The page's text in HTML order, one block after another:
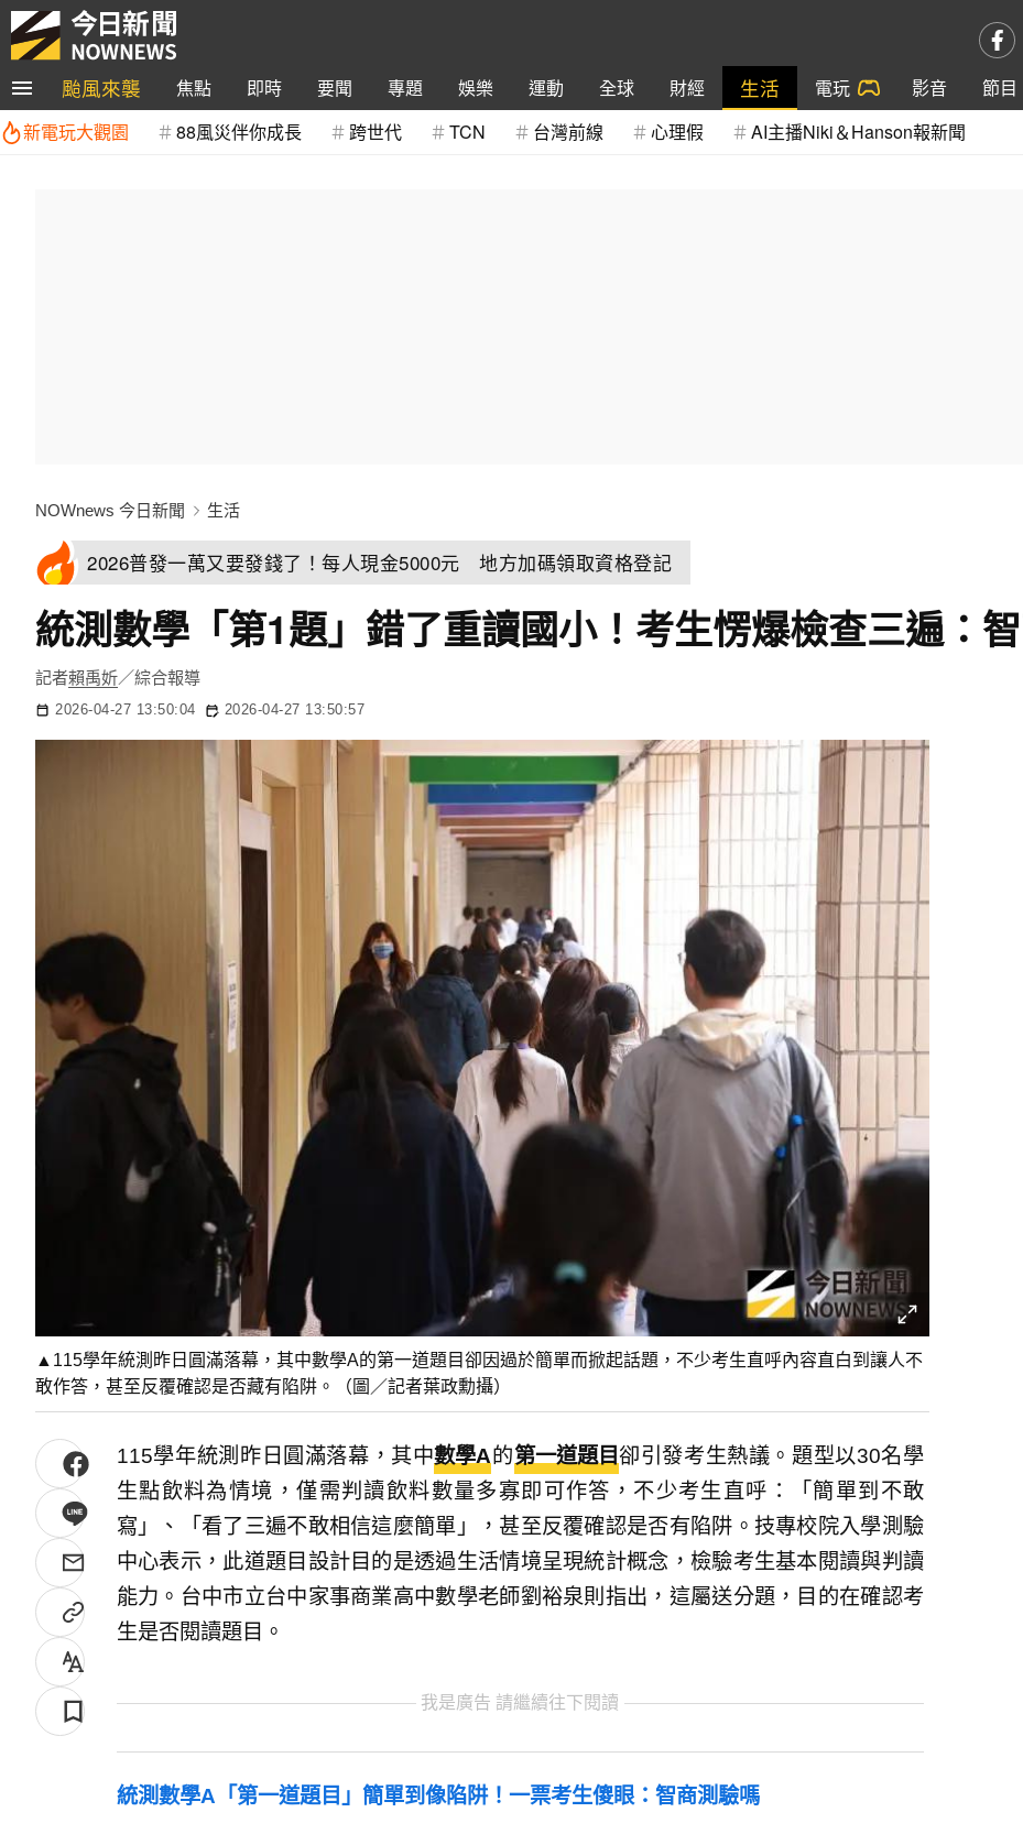
颱風來襲 焦點 即時 要聞 專題 娛樂 運動 全球 財經 生活 電玩 影音 節目
新電玩大觀園
88風災伴你成長 跨世代 TCN 台灣前線 心理假 AI主播Niki＆Hanson報新聞
NOWnews 今日新聞 生活
2026普發一萬又要發錢了！每人現金5000元 地方加碼領取資格登記
統測數學「第1題」錯了重讀國小！考生愣爆檢查三遍：
記者賴禹妡／綜合報導
2026-04-27 13:50:04 2026-04-27 13:50:57
▲115學年統測昨日圓滿落幕，其中數學A的第一道題目卻因過於簡單而掀起話題，不少考生直呼內容直白到讓人不
敢作答，甚至反覆確認是否藏有陷阱。（圖／記者葉政勳攝）
115學年統測昨日圓滿落幕，其中數學A的第一道題目卻引發考生熱議。題型以30名學
生點飲料為情境，僅需判讀飲料數量多寡即可作答，不少考生直呼：「簡單到不敢
寫」、「看了三遍不敢相信這麼簡單」，甚至反覆確認是否有陷阱。技專校院入學測驗
中心表示，此道題目設計目的是透過生活情境呈現統計概念，檢驗考生基本閱讀與判讀
能力。台中市立台中家事商業高中數學老師劉裕泉則指出，這屬送分題，目的在確認考
生是否閱讀題目。
我是廣告 請繼續往下閱讀
統測數學A「第一道題目」簡單到像陷阱！一票考生傻眼：智商測驗嗎